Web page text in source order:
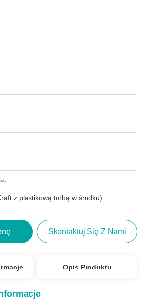
z plastikową torbą w środku)
Skontaktuj Się Z Nami
Opis Produktu